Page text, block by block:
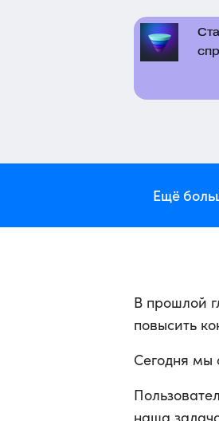
Ещё
В прошлой
повысить
Сегодня мы
наша